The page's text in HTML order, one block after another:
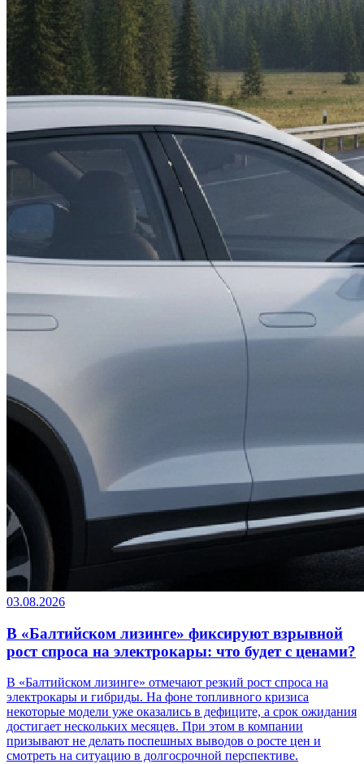
03.08.2026
В «Балтийском лизинге» фиксируют взрывной
рост спроса на электрокары: что будет с ценами?
В «Балтийском лизинге» отмечают резкий рост спроса на
электрокары и гибриды. На фоне топливного кризиса
некоторые модели уже оказались в дефиците, а срок ожидания
достигает нескольких месяцев. При этом в компании
призывают не делать поспешных выводов о росте цен и
смотреть на ситуацию в долгосрочной перспективе.